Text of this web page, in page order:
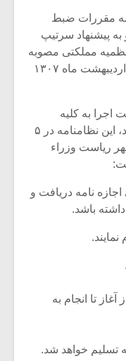
سال ۱۳۰۷ نظامنامه مقررات ضبط
پیشنهاد سرتیپ
مملکتی مصوبه
هیئت محترم وزرا عظام مورخه ۱۶ اردیبهشت ماه ۱۳۰۷
۲۴ اردیبهشت ماه ۱۳۰۷ جهت اجرا به کلیه
نمایندگی های صفحه پر کنی ابلاغ شد، این نظامنامه در ۵
ریاست وزراء
نامه دریافت و
باشد.
تا انجام به
موریس ژار
موسیقی
موسیقی